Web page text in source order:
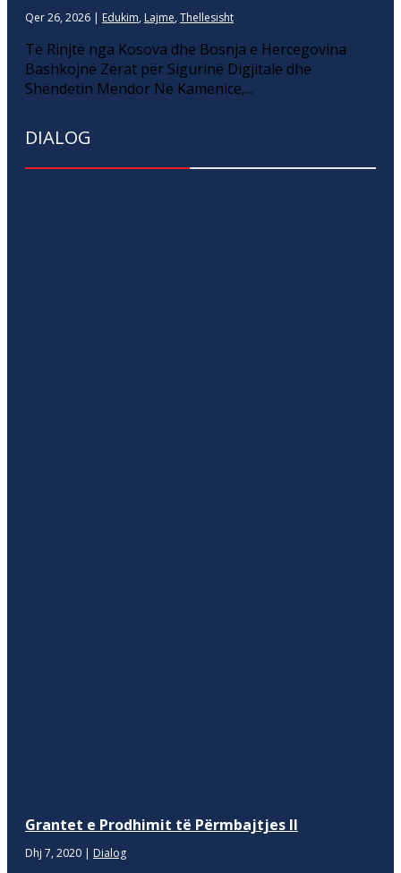
Qer 26, 2026 | Edukim, Lajme, Thellesisht
Të Rinjtë nga Kosova dhe Bosnja e Hercegovina
Bashkojnë Zërat për Sigurinë Digjitale dhe
Shëndetin Mendor Në Kamenicë,...
DIALOG
Grantet e Prodhimit të Përmbajtjes II
Dhj 7, 2020 | Dialog